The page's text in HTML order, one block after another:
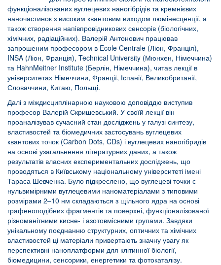
функціоналізованих вуглецевих наногібрідів та кремнієвих
наночастинок з високим квантовим виходом люмінесценції, а
також створення напівпровідникових сенсорів (біологічних,
хімічних, радіаційних). Валерій Антонович працював
запрошеним професором в Ecole Centrale (Ліон, Франція),
INSA (Ліон, Франція), Technical University (Мюнхен, Німеччина)
та Hahn­Meitner Institute (Берлін, Німеччина), читав лекції в
університетах Німеччини, Франції, Іспанії, Великобританії,
Словаччини, Китаю, Польщі.
Далі з міждисциплінарною науковою доповіддю виступив
професор Валерій Скришевський. У своїй лекції він
проаналізував сучасний стан досліджень у галузі синтезу,
властивостей та біомедичних застосувань вуглецевих
квантових точок (Carbon Dots, CDs) і вуглецевих наногібридів
на основі узагальнення літературних даних, а також
результатів власних експериментальних досліджень, що
проводяться в Київському національному університеті імені
Тараса Шевченка. Було підкреслено, що вуглецеві точки є
нульвимірними вуглецевими наноматеріалами з типовими
розмірами 2–10 нм складаються з щільного ядра на основі
графеноподібних фрагментів та поверхні, функціоналізованої
різноманітними кисне- і азотовмісними групами. Завдяки
унікальному поєднанню структурних, оптичних та хімічних
властивостей ці матеріали привертають значну увагу як
перспективні наноплатформи для клітинної біології,
біомедицини, сенсорики, енергетики та фотокаталізу.